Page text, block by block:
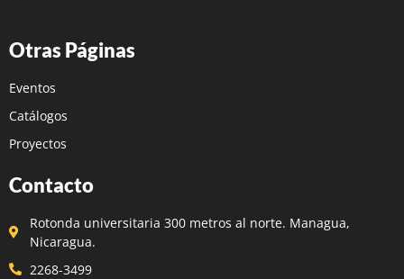
Otras Páginas
Eventos
Catálogos
Proyectos
Contacto
Rotonda universitaria 300 metros al norte. Managua,
Nicaragua.
2268-3499